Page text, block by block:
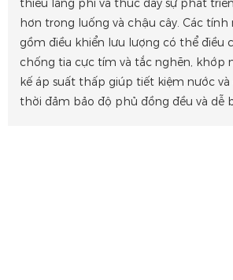
thiểu lãng phí và thúc đẩy sự phát
hơn trong luống và chậu cây. Các
gồm điều khiển lưu lượng có thể điều
chống tia cực tím và tắc nghẽn, khớp
kế áp suất thấp giúp tiết kiệm nước và
thời đảm bảo độ phủ đồng đều và dễ